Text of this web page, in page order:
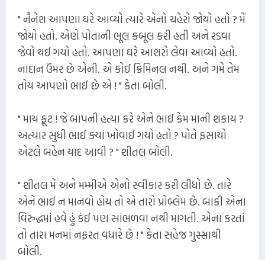
" નૈનેશ આપણા ઘરે આવ્યો ત્યારે એનો ચહેરો જોયો હતો ? મેં
જોયો હતો. એણે પોતાની ભૂલ કબૂલ કરી હતી અને રડવા
જેવો થઈ ગયો હતો. આપણા ઘરે આશરો લેવા આવ્યો હતો.
નાદાન ઉંમર છે એની. એ કોઈ ક્રિમિનલ નથી. અને ગમે તેમ
તોય આપણો ભાઈ છે એ ! " કેતા બોલી.
" માય ફૂટ ! જે બાપની હત્યા કરે એને ભાઈ કેમ માની શકાય ?
અત્યાર સુધી ભાઈ ક્યાં ખોવાઈ ગયો હતો ? પોતે ફસાયો
એટલે બહેન યાદ આવી ? " શીતલ બોલી.
" શીતલ મેં અને મમ્મીએ એનો સ્વીકાર કરી લીધો છે. તારે
એને ભાઈ ન માનવો હોય તો એ તારો પ્રોબ્લેમ છે. બાકી એના
વિરુદ્ધમાં હવે હું કંઈ પણ સાંભળવા નથી માગતી. એના કરતાં
તો તારા મનમાં નફરત વધારે છે ! " કેતા સહેજ ગુસ્સાથી
બોલી.